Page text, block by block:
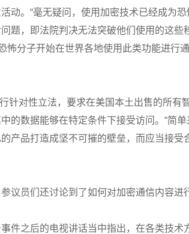
动。“毫无疑问，使用加密技术已经成为
题，即法院判决无法突破他们使用的这些
怖分子开始在世界各地使用此类功能进行
针对性立法，要求在美国本土出售的所有
的数据能够在特定条件下接受访问。“简
产品打造成坚不可摧的壁垒，而应当接受
议员们还讨论到了如何对加密通信内容进
件之后的电视讲话当中指出，在各类技